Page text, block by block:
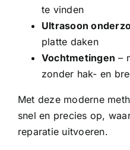
te vinden
Ultrasoon
platte daken
Vochtmetingen –
zonder hak- en
Met deze moderne
snel en precies op,
reparatie uitvoeren.